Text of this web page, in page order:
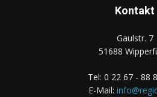
Kontakt
Gaulstr. 7
51688
Tel: 0 22 67 - 88
E-Mail: